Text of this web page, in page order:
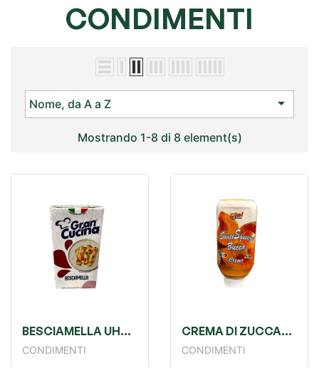
CONDIMENTI
Nome, da A a Z 
Mostrando 1-8 di 8 element(s)
BESCIAMELLA UHT
500 ML
CONDIMENTI
CREMA DI ZUCCA
SQUEEZER GR650
CONDIMENTI